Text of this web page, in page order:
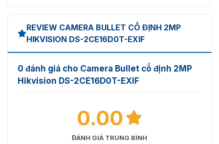
2.8 mm:
Horizontal FOV: 96.5°, Vertical
FOV: 48.9°, Diagonal FOV: 120.5°
Horizontal FOV: 76.9°, Vertical
FOV: 40.6°, Diagonal FOV: 92.0°
REVIEW CAMERA BULLET CỐ ĐỊNH 2MP
HIKVISION DS-2CE16D0T-EXIF
0 đánh giá cho Camera Bullet cố định 2MP
Hikvision DS-2CE16D0T-EXIF
0.00
ĐÁNH GIÁ TRUNG BÌNH